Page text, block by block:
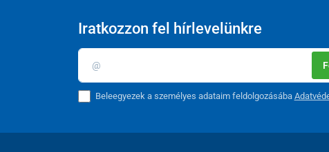
Iratkozzon fel hírlevelünkre
Beleegyezek a személyes adataim feldolgozásába